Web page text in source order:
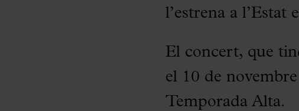
l’estrena a l’Estat
El concert, que
el 10 de
Temporada Alta.